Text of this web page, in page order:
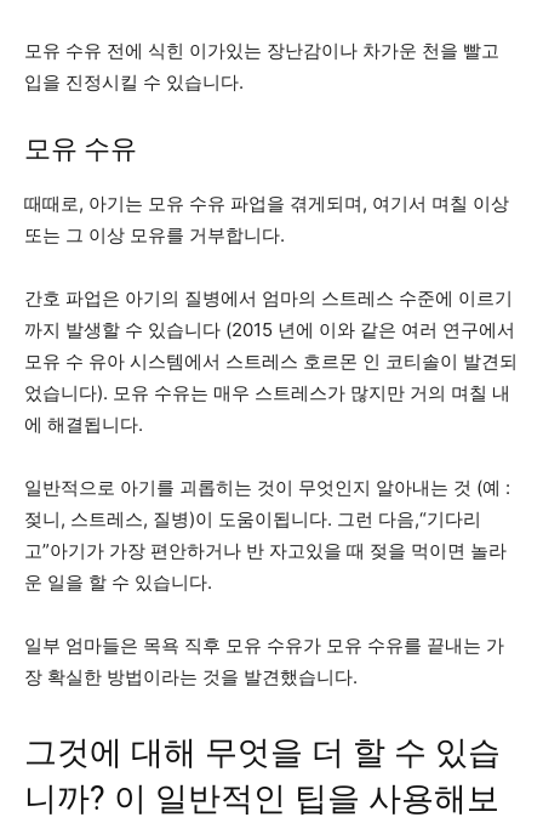
모유 수유 전에 식힌 이가있는 장난감이나 차가운 천을 빨고
입을 진정시킬 수 있습니다.
모유 수유
때때로, 아기는 모유 수유 파업을 겪게되며, 여기서 며칠 이상
또는 그 이상 모유를 거부합니다.
간호 파업은 아기의 질병에서 엄마의 스트레스 수준에 이르기
까지 발생할 수 있습니다 (2015 년에 이와 같은 여러 연구에서
모유 수 유아 시스템에서 스트레스 호르몬 인 코티솔이 발견되
었습니다). 모유 수유는 매우 스트레스가 많지만 거의 며칠 내
에 해결됩니다.
일반적으로 아기를 괴롭히는 것이 무엇인지 알아내는 것 (예 :
젖니, 스트레스, 질병)이 도움이됩니다. 그런 다음,“기다리
고”아기가 가장 편안하거나 반 자고있을 때 젖을 먹이면 놀라
운 일을 할 수 있습니다.
일부 엄마들은 목욕 직후 모유 수유가 모유 수유를 끝내는 가
장 확실한 방법이라는 것을 발견했습니다.
그것에 대해 무엇을 더 할 수 있습
니까? 이 일반적인 팁을 사용해보